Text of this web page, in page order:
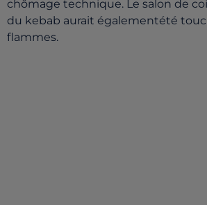
chômage technique. Le salon de
du kebab aurait égalementété
flammes.